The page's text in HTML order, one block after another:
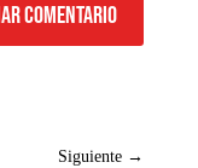
comentario
Siguiente →